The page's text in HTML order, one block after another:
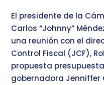
El presidente de la
Carlos “Johnny”
una reunión con el
Control Fiscal (JCF),
propuesta
gobernadora Jenniffer